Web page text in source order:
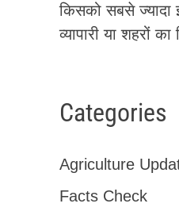
किसको सबसे
व्यापारी या शहरों
Categories
Agriculture
Facts Check